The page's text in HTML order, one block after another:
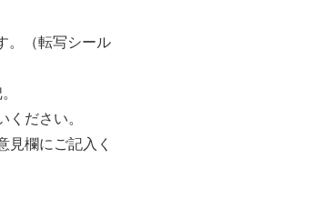
。（転写シール
ださい。
見欄にご記入く